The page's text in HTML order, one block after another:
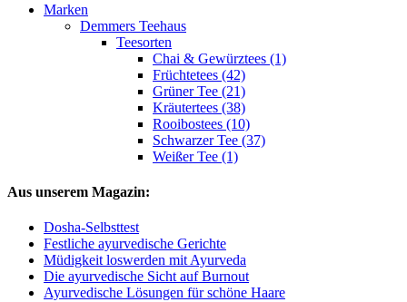
Marken
Demmers Teehaus
Teesorten
Chai & Gewürztees (1)
Früchtetees (42)
Grüner Tee (21)
Kräutertees (38)
Rooibostees (10)
Schwarzer Tee (37)
Weißer Tee (1)
Aus unserem Magazin:
Dosha-Selbsttest
Festliche ayurvedische Gerichte
Müdigkeit loswerden mit Ayurveda
Die ayurvedische Sicht auf Burnout
Ayurvedische Lösungen für schöne Haare